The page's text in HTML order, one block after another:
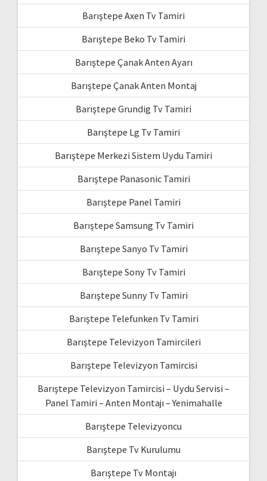
Barıştepe Axen Tv Tamiri
Barıştepe Beko Tv Tamiri
Barıştepe Çanak Anten Ayarı
Barıştepe Çanak Anten Montaj
Barıştepe Grundig Tv Tamiri
Barıştepe Lg Tv Tamiri
Barıştepe Merkezi Sistem Uydu Tamiri
Barıştepe Panasonic Tamiri
Barıştepe Panel Tamiri
Barıştepe Samsung Tv Tamiri
Barıştepe Sanyo Tv Tamiri
Barıştepe Sony Tv Tamiri
Barıştepe Sunny Tv Tamiri
Barıştepe Telefunken Tv Tamiri
Barıştepe Televizyon Tamircileri
Barıştepe Televizyon Tamircisi
Barıştepe Televizyon Tamircisi – Uydu Servisi –
Panel Tamiri – Anten Montajı – Yenimahalle
Barıştepe Televizyoncu
Barıştepe Tv Kurulumu
Barıştepe Tv Montajı